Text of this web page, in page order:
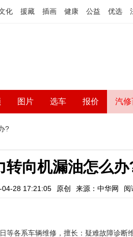
化 援藏 插画 健康 公益 优选
图片 选车 报价 汽
?
转向机漏油怎么办
04-28 17:21:05 原创 来源：中华网 阅